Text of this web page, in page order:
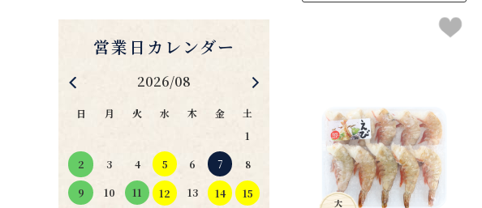
2026/08
日 月 火 水 木 金
土
1
2 3 4 5 6 7 8
9 10 11 12 13 14 15